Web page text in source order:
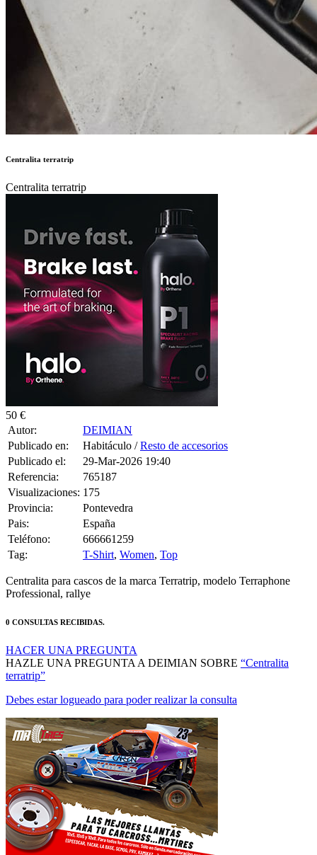
Autor:
Publicado en:
Habitáculo /
Publicado el:
29-Mar-2026 19:40
Referencia:
765187
Visualizaciones:
175
Provincia:
Pontevedra
Pais:
España
Teléfono:
666661259
Tag:
T-Shirt,Women
Centralita para cascos de la marca Terratrip, modelo Terraphone
Professional, rallye
HAZLE UNA PREGUNTA A DEIMIAN SOBRE
terratrip”
Debes estar logueado para poder realizar la consulta